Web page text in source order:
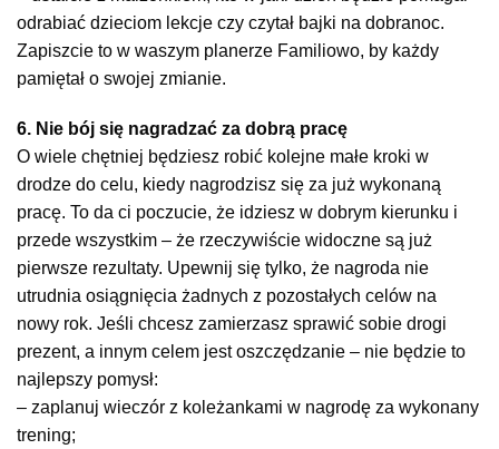
odrabiać dzieciom lekcje czy czytał bajki na dobranoc.
Zapiszcie to w waszym planerze Familiowo, by każdy
pamiętał o swojej zmianie.
6. Nie bój się nagradzać za dobrą pracę
O wiele chętniej będziesz robić kolejne małe kroki w
drodze do celu, kiedy nagrodzisz się za już wykonaną
pracę. To da ci poczucie, że idziesz w dobrym kierunku i
przede wszystkim – że rzeczywiście widoczne są już
pierwsze rezultaty. Upewnij się tylko, że nagroda nie
utrudnia osiągnięcia żadnych z pozostałych celów na
nowy rok. Jeśli chcesz zamierzasz sprawić sobie drogi
prezent, a innym celem jest oszczędzanie – nie będzie to
najlepszy pomysł:
– zaplanuj wieczór z koleżankami w nagrodę za wykonany
trening;